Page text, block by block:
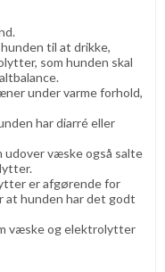
til at drikke,
som hunden skal
under varme forhold,
har diarré eller
udover væske også salte
er afgørende for
at hunden har det godt
væske og elektrolytter